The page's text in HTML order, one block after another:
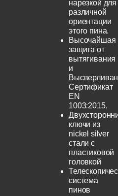
нарезкой для
различной
ориентации
этого пина.
Высочайшая
защита от
вытягивания
и
Сертификат
EN
1003:2015,
ключи из
nickel silver
стали с
пластиковой
головкой
система
пинов